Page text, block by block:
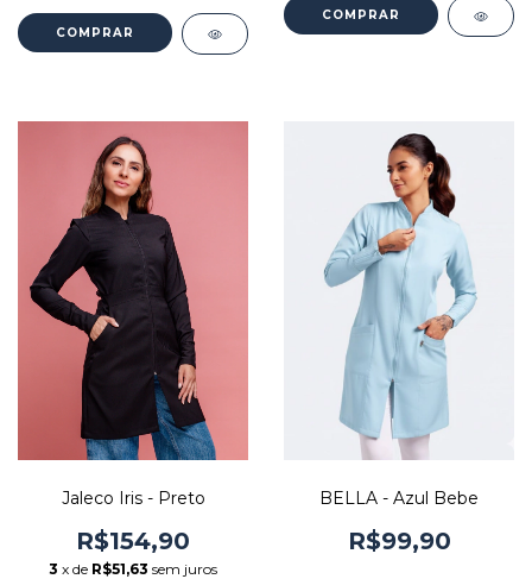
COMPRAR
COMPRAR
Jaleco Iris - Preto
R$154,90
3 x de R$51,63 sem juros
BELLA - Azul Bebe
R$99,90